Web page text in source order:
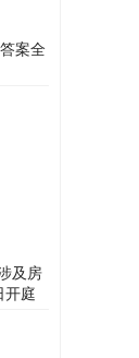
案全
及房
开庭